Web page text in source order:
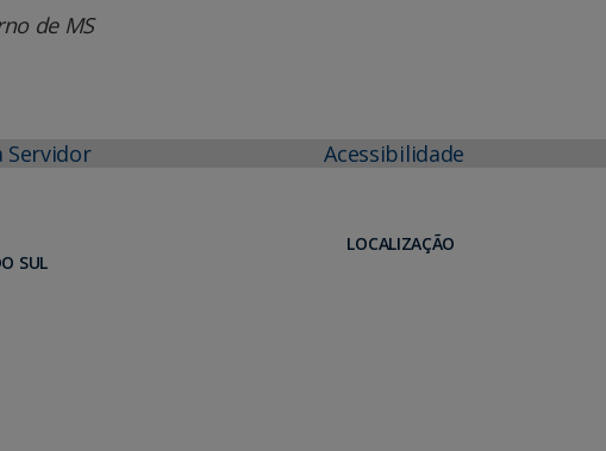
de MS
Servidor Acessibilidade
SUL
LOCALIZAÇÃO